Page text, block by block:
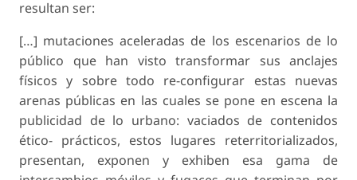
resultan ser:
[…] mutaciones aceleradas de los escenarios de lo
público que han visto transformar sus anclajes
físicos y sobre todo re-configurar estas nuevas
arenas públicas en las cuales se pone en escena la
publicidad de lo urbano: vaciados de contenidos
ético- prácticos, estos lugares reterritorializados,
presentan, exponen y exhiben esa gama de